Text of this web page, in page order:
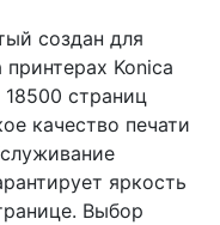
создан для
Konica
страниц
качество печати
яркость
Выбор